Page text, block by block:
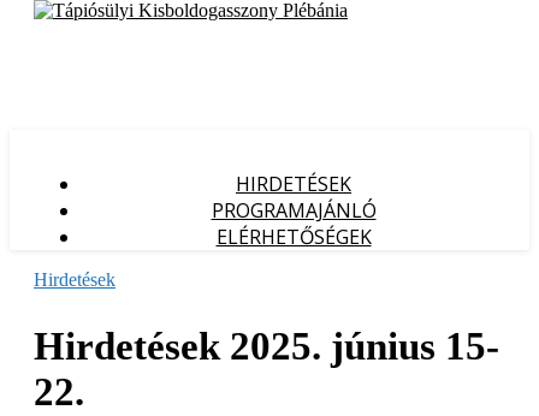
HIRDETÉSEK
PROGRAMAJÁNLÓ
ELÉRHETŐSÉGEK
Hirdetések
Hirdetések 2025. június 15-
22.